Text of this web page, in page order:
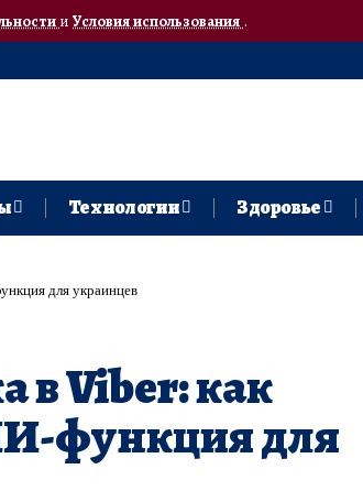
и Условия использования.
Технологии Здоровье
для украинцев
в Viber: как
функция для